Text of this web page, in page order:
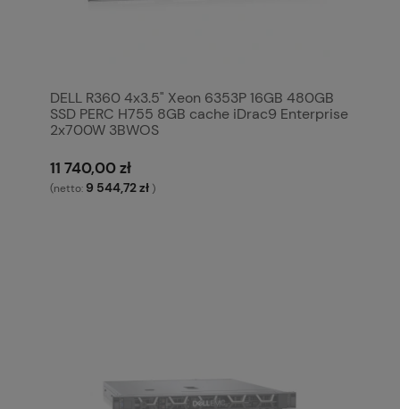
DELL R360 4x3.5" Xeon 6353P 16GB 480GB
SSD PERC H755 8GB cache iDrac9 Enterprise
2x700W 3BWOS
11 740,00 zł
(netto: 9 544,72 zł )